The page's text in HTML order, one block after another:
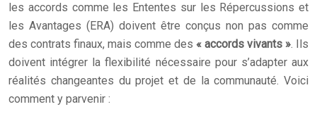
les accords comme les Ententes sur les Répercussions et
les Avantages (ERA) doivent être conçus non pas comme
des contrats finaux, mais comme des « accords vivants ». Ils
doivent intégrer la flexibilité nécessaire pour s’adapter aux
réalités changeantes du projet et de la communauté. Voici
comment y parvenir :